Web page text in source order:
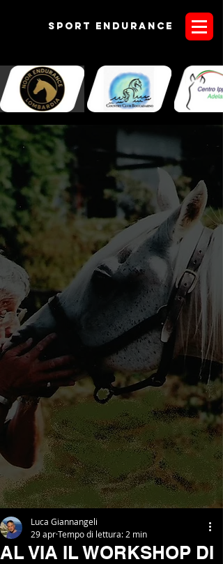
Sport endurANCE
AL VIA IL WORKSHOP DI
Luca Giannangeli
29 aprTempo di lettura: 2 min